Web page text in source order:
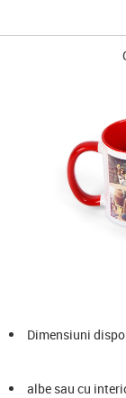
Dimensiuni
albe sau cu